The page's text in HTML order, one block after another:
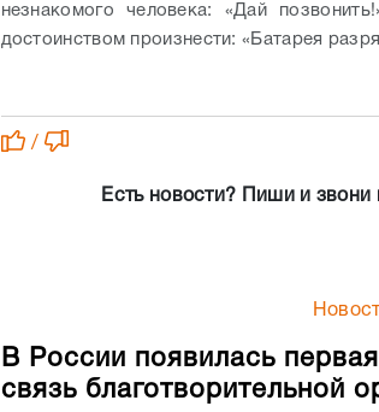
незнакомого человека: «Дай
достоинством произнести: «Батарея
/
Есть новости? Пиши и
В России появилась
связь благотворительной